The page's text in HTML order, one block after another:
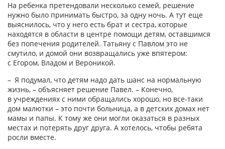
На ребенка претендовали несколько семей, решение
нужно было принимать быстро, за одну ночь. А тут еще
выяснилось, что у него есть брат и сестра, которые
находятся в области в центре помощи детям, оставшимся
без попечения родителей. Татьяну с Павлом это не
смутило, и домой они возвращались уже впятером:
с Егором, Владом и Вероникой.
– Я подумал, что детям надо дать шанс на нормальную
жизнь, – объясняет решение Павел. – Конечно,
в учреждениях с ними обращались хорошо, но все‑таки
дом малютки – это почти больница, а в детских домах нет
мамы и папы. К тому же они могли оказаться в разных
местах и потерять друг друга. А хотелось, чтобы ребята
росли вместе.